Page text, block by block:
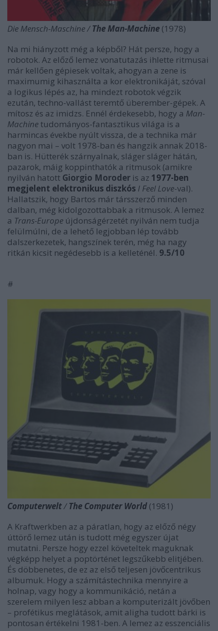
Die Mensch-Maschine /The Man-Machine (1978)
Na mi hiányzott még a képből? Hát persze, hogy a
robotok. Az előző lemez vonatutazás ihlette ritmusai
már kellően gépiesek voltak, ahogyan a zene is
maximumig kihasználta a kor elektronikáját, szóval
a logikus lépés az, ha mindezt robotok végzik
ezután, techno-vallást teremtő überember-gépek. A
mítosz és az imidzs. Ennél érdekesebb, hogy a Man-
Machine tudományos-fantasztikus világa is a
harmincas évekbe nyúlt vissza, de a technika már
nagyon mai – volt 1978-ban és hangzik annak 2018-
ban is. Hütterék szárnyalnak, sláger sláger hátán,
pazarok, máig koppinthatók a ritmusok (amikre
nyilván hatott Giorgio Moroder is az 1977-ben
megjelent elektronikus diszkós I Feel Love-val).
Hallatszik, hogy Bartos már társszerző minden
dalban, még kidolgozottabbak a ritmusok. A lemez
a Trans-Europe újdonságérzetét nyilván nem tudja
felülmúlni, de a lehető legjobban lép tovább
dalszerkezetek, hangszínek terén, még ha nagy
ritkán kicsit negédesebb is a kelleténél. 9.5/10
#
Computerwelt/The Computer World(1981)
A Kraftwerkben az a páratlan, hogy az előző négy
úttörő lemez után is tudott még egyszer újat
mutatni. Persze hogy ezzel követeltek maguknak
végképp helyet a poptörténet legszűkebb elitjében.
És döbbenetes, de ez az első teljesen jövőcentrikus
albumuk. Hogy a számítástechnika mennyire a
holnap, vagy hogy a kommunikáció, netán a
szerelem milyen lesz abban a komputerizált jövőben
– profétikus meglátások, amit aligha tudott bárki is
pontosan értékelni 1981-ben. A lemez az esszenciális